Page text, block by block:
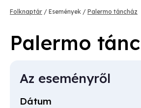
Morzsa
Folknaptár Események Palermo táncház
Palermo
Az eseményről
Dátum